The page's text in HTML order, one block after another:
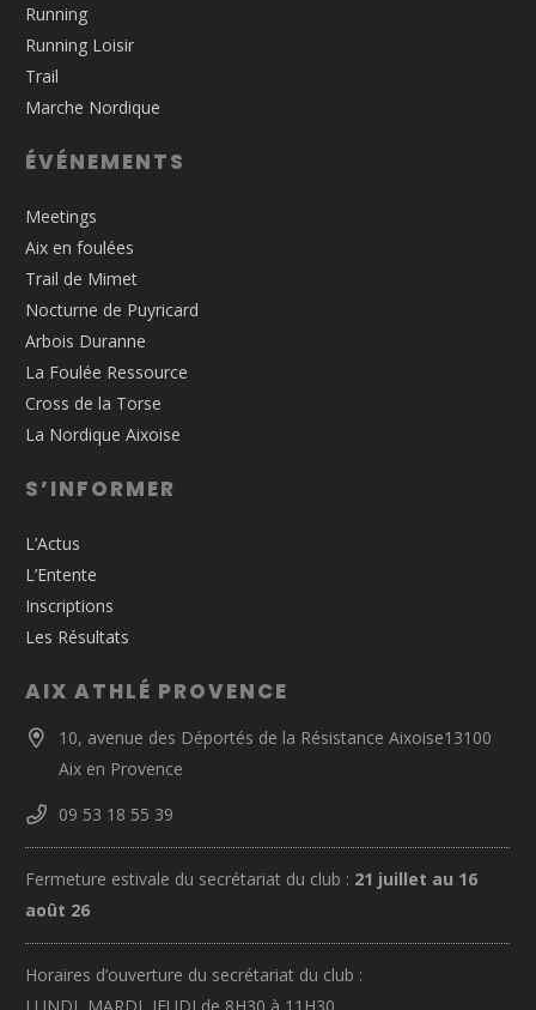
Running
Running Loisir
Trail
Marche Nordique
ÉVÉNEMENTS
Meetings
Aix en foulées
Trail de Mimet
Nocturne de Puyricard
Arbois Duranne
La Foulée Ressource
Cross de la Torse
La Nordique Aixoise
S’INFORMER
L’Actus
L’Entente
Inscriptions
Les Résultats
AIX ATHLÉ PROVENCE
10, avenue des Déportés de la Résistance Aixoise13100
Aix en Provence
09 53 18 55 39
Fermeture estivale du secrétariat du club : 21 juillet au 16
août 26
Horaires d’ouverture du secrétariat du club :
LUNDI, MARDI, JEUDI de 8H30 à 11H30